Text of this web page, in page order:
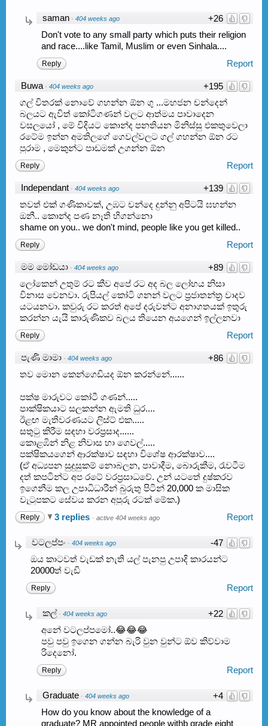
+26
saman · 404 weeks ago
Don't vote to any small party which puts their religion
and race....like Tamil, Muslim or even Sinhala....
Report
Reply
+195
Buwa · 404 weeks ago
ගල් විතරක් නොවේ ගහන්න ඕන ගු ...මහජන චන්දෙන්
බලයට ඇවිත් කෝටිගණන් වලට ආත්මය පාවාදෙන
වසලයෝ , මේ විදියට කොන්ද පනතියන මිනිස්සු එකතුවෙලා
රටේම ඉන්න අමතිලගේ ගෙවල්වලට ගල් ගහන්න ඕන රට
පුරාම , මෙකුන්ට පාඩමක් උගන්න ඕන
Report
Reply
+139
Independant · 404 weeks ago
තවත් එක් ගණිකාවක්, උඹට චන්දෙ දුන්නු අපිටයි ඝහන්න
ඔනී.. කොන්ද පණ නෑති හිගන්නො
shame on you.. we don't mind, people like you get killed..
Report
Reply
+89
මම මෝඩයා · 404 weeks ago
ලෝකෙන් උතුම් රට කීව අපේ රට අද බල ලෝභය නිසා
විනාස වෙනවා. රුපියල් කෝටි ගනන් වලට ප්‍රජාතන්ත්‍ර වාදව
යටයනවා. කවුරු රට කරත් අපේ දරුවන්ට අනාගතයක් ඉතුරු
කරන්න යැයි කාරුණිකව බලය තියෙන අයගෙන් ඉල්ලනවා
Report
Reply
+86
පැණි මාමා · 404 weeks ago
තව මොන කෙන්ගෙඩියද ඕන කරන්නේ......
පක්ෂ මාරුවට කෝටී ගණන්.....
පාක්ෂිකයාට සලකන්න ඇමති ධුර....
ඊළඟ මැතිවරණයට ලිස්ට් එක.....
සතුටු කිරීම සඳහා වරප්‍රසාද......
කොළඹින් නිළ නිවාස හා ගෙවල්.....
පක්ෂිකයගෙන් ආරක්ෂාව සඳහා විශේෂ ආරක්ෂාව....
(ඒ අධ්‍යපන සුදුසුකම් නොබලන, පාවාදීම, බොරුකීම, රැවටීම
දත් කපටින්ට අප රටේ වරප්‍රසාධවේ. උන් යටතේ දුෂ්කරව
ඉගෙනීම කල උපාධිධාරීන් බුරුතු පිටින් 20,000 ක මාසික
වැටුපකට සේවය කරන අපුරු රටක් මේක.)
Report
Reply 3 replies · active 404 weeks ago
-47
වටලප්පං · 404 weeks ago
ඔය කාටවත් වැඩක් නැති යල් පැනපු උපාදි කාරයන්ට
20000ත් වැඩි
Report
Reply
+22
කල් · 404 weeks ago
අනේ වටලප්පමෝ..😂😂😂
පවු පවු ඉගෙන ගන්න බැරි වුන වුන්ට ඕව කිව්වාම
රිදෙනෝ.
Report
Reply
+4
Graduate · 404 weeks ago
How do you know about the knowledge of a
graduate? MR appointed people withb grade eight